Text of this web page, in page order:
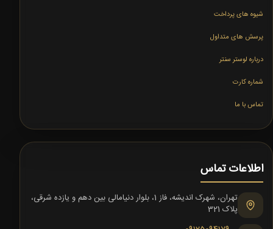
شیوه های پرداخت
پرسش های متداول
درباره لوستر سنتر
شماره کارت
تماس با ما
اطلاعات تماس
تهران، شهرک اندیشه، فاز 1، بلوار دنیامالی بین دهم و یازده شرقی،
پلاک 321